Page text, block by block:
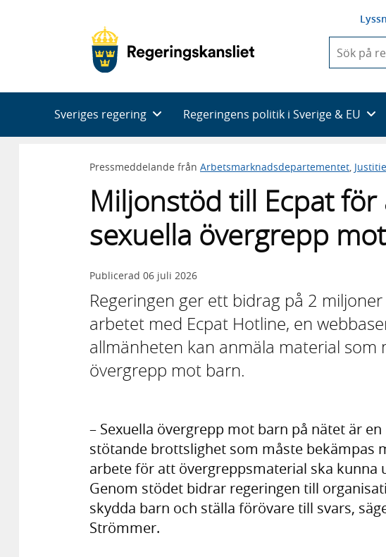
du
skriva
framträder
en
med
Sveriges regering Regeringens politik i Sverige & EU
Pressmeddelande från Arbetsmarknadsdepartementet
Miljonstöd till Ecpat
sexuella övergrepp
Publicerad 06 juli 2026
Regeringen ger ett bidrag på 2
arbetet med Ecpat Hotline, en
allmänheten kan anmäla material som
övergrepp mot barn.
– Sexuella övergrepp mot barn på nätet är
stötande brottslighet som måste bekämpas
arbete för att övergreppsmaterial ska kunna
Genom stödet bidrar regeringen till
skydda barn och ställa förövare till svars,
Strömmer.